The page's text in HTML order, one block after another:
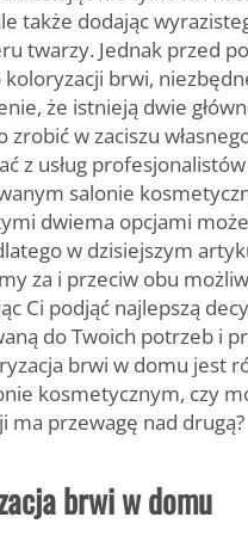
także dodając
twarzy. Jednak przed
koloryzacji brwi,
że istnieją dwie
zrobić w zaciszu
z usług
salonie
dwiema opcjami
w dzisiejszym
za i przeciw obu
Ci podjąć najlepszą
do Twoich potrzeb i
brwi w domu jest
kosmetycznym, czy
ma przewagę nad drugą?
brwi w domu